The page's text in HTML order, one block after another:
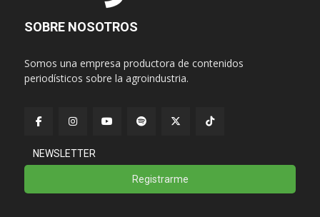
SOBRE NOSOTROS
Somos una empresa productora de contenidos
periodísticos sobre la agroindustria.
NEWSLETTER
Registrarme